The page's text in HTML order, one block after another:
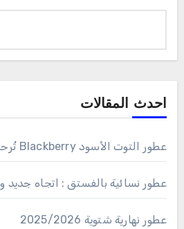
احدث المقالات
عطور التوت الأسود Blackberry تُرحب بقدوم الخريف
عطور نسائية بالفستق : اتجاه جديد
عطور نهارية شتوية 2025/2026